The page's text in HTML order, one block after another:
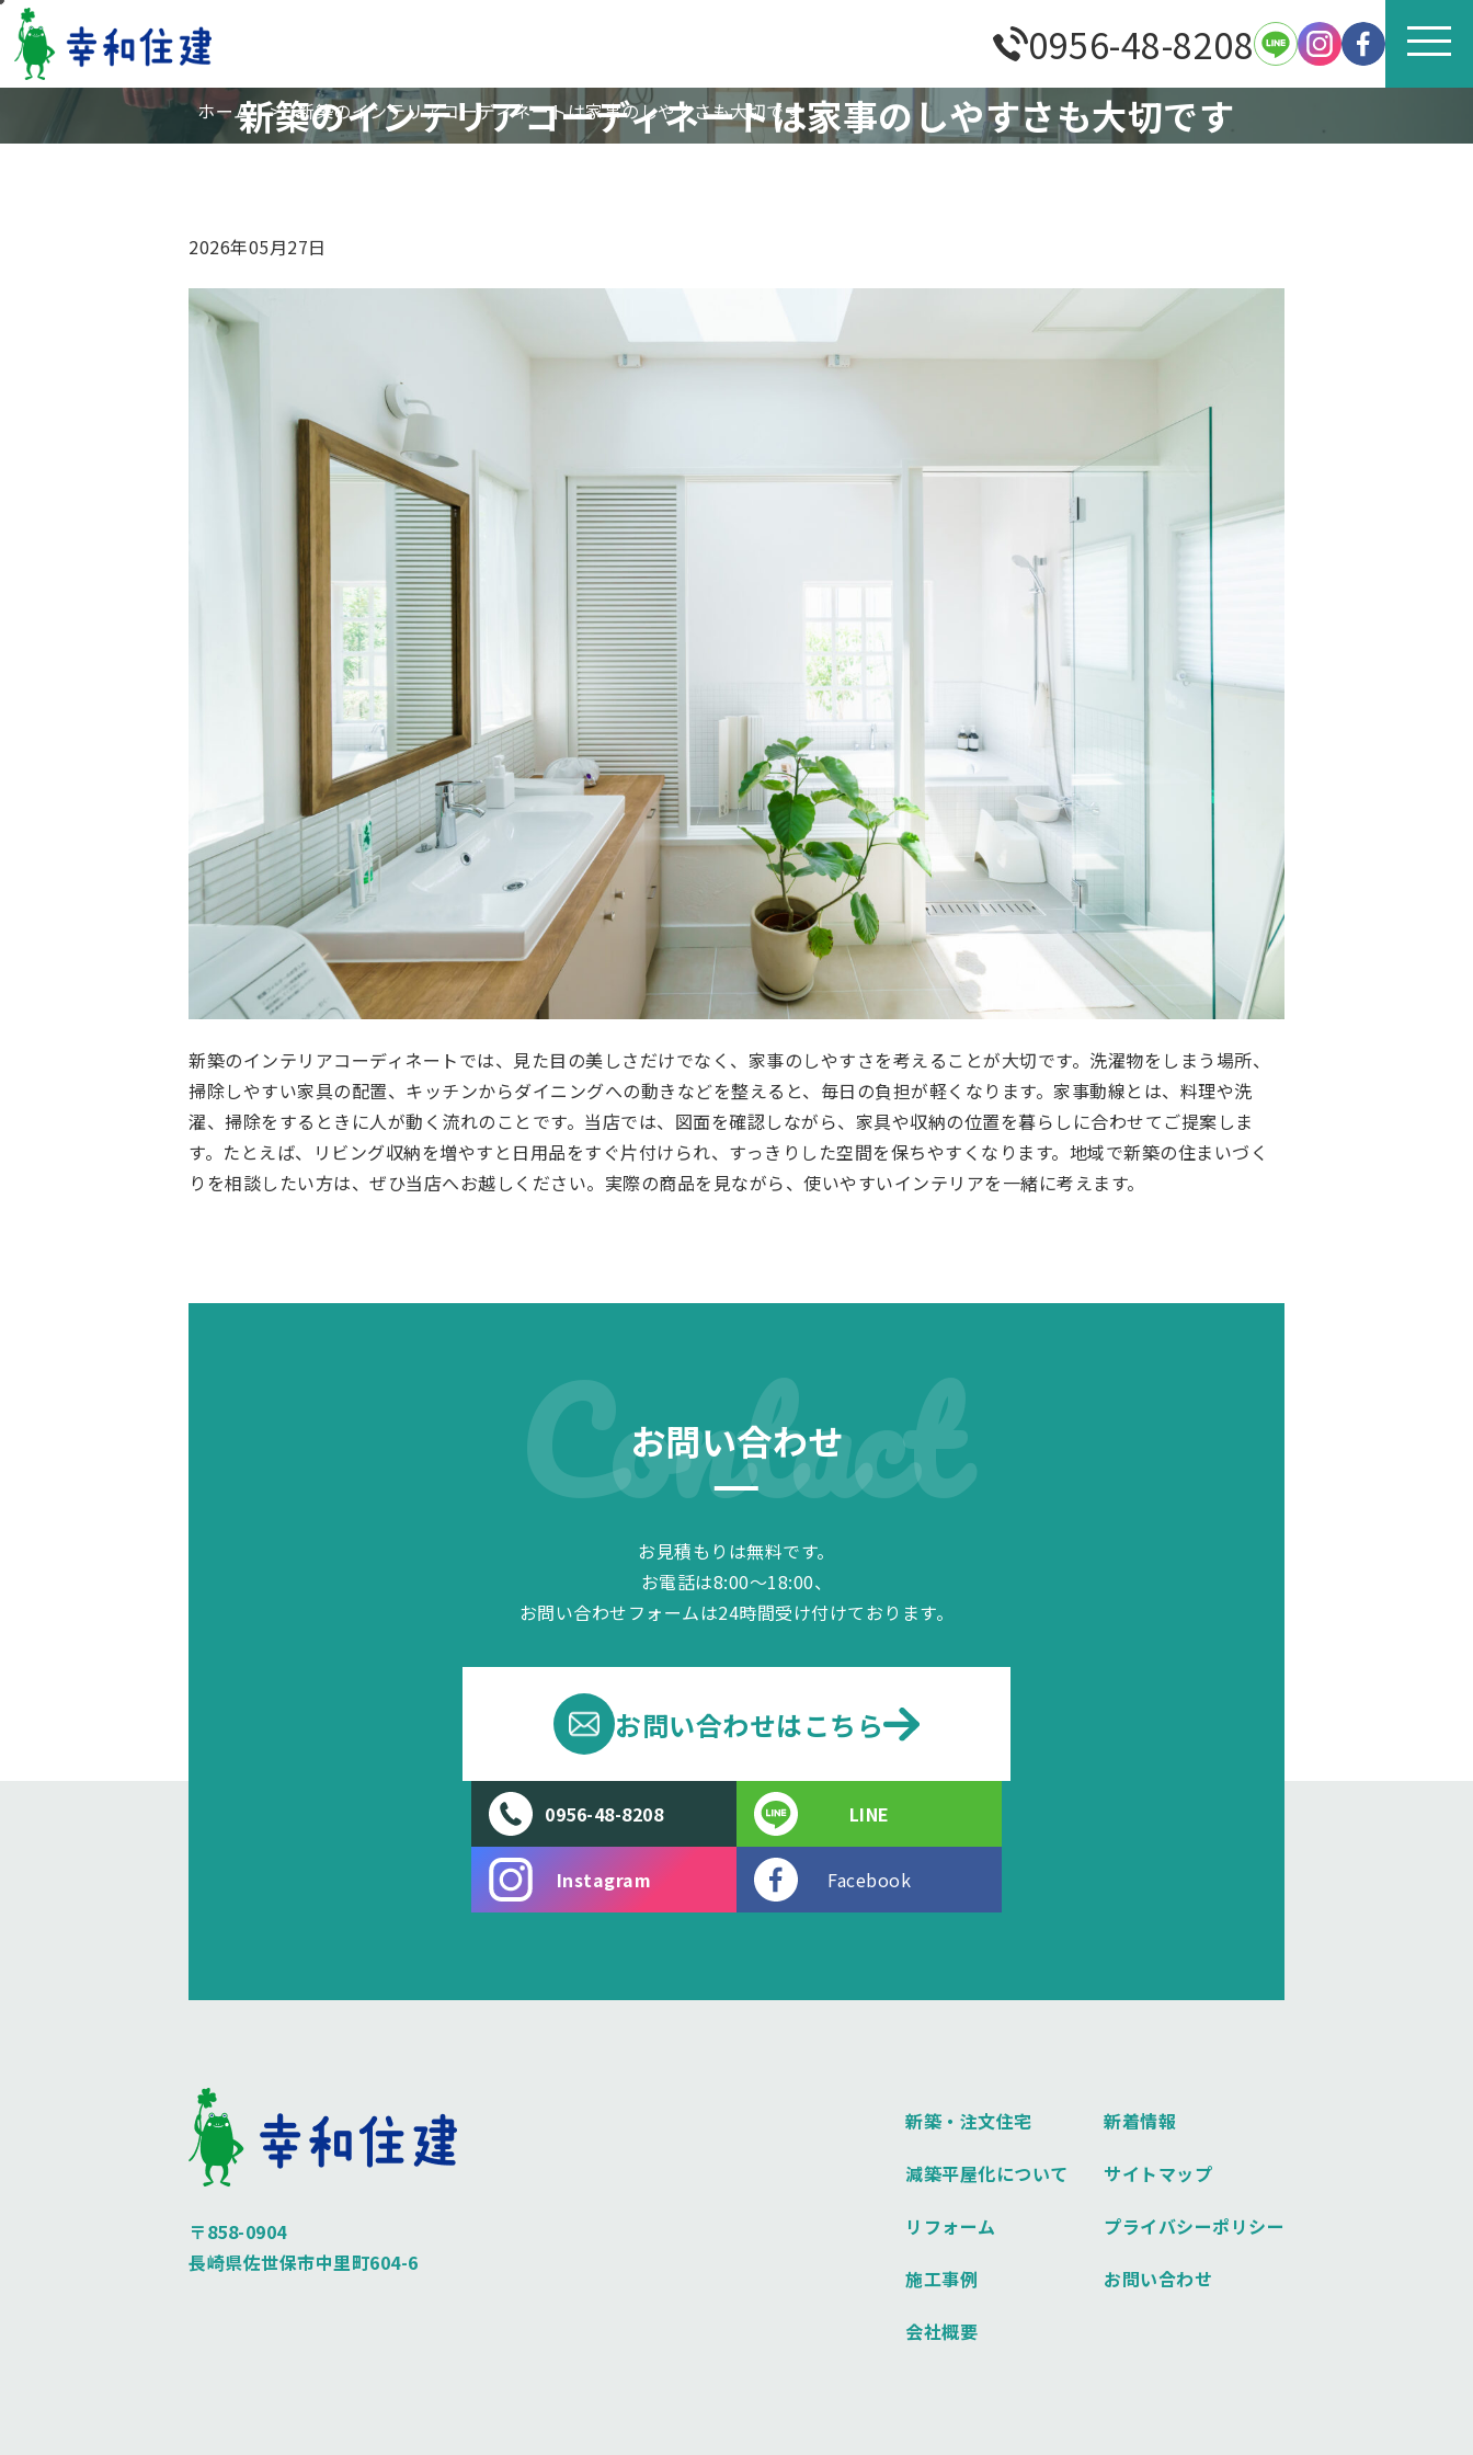
0956-48-8208
新築のインテリアコーディネートは家事のしやすさも大切です
ホーム > 新築のインテリアコーディネートは家事のしやすさも大切です
2026年05月27日
新築のインテリアコーディネートでは、見た目の美しさだけでなく、家事のしやすさを考えることが大切です。洗濯物をしまう場所、
掃除しやすい家具の配置、キッチンからダイニングへの動きなどを整えると、毎日の負担が軽くなります。家事動線とは、料理や洗
濯、掃除をするときに人が動く流れのことです。当店では、図面を確認しながら、家具や収納の位置を暮らしに合わせてご提案しま
す。たとえば、リビング収納を増やすと日用品をすぐ片付けられ、すっきりした空間を保ちやすくなります。地域で新築の住まいづく
りを相談したい方は、ぜひ当店へお越しください。実際の商品を見ながら、使いやすいインテリアを一緒に考えます。
Contact
お問い合わせ
お見積もりは無料です。
お電話は8:00～18:00、
お問い合わせフォームは24時間受け付けております。
お問い合わせはこちら
0956-48-8208 LINE
Instagram Facebook
〒858-0904
長崎県佐世保市中里町604-6
新築・注文住宅
減築平屋化について
リフォーム
施工事例
会社概要
新着情報
サイトマップ
プライバシーポリシー
お問い合わせ